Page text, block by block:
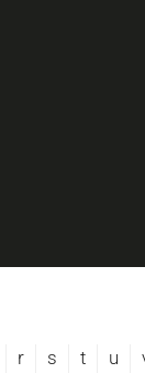
r s t u